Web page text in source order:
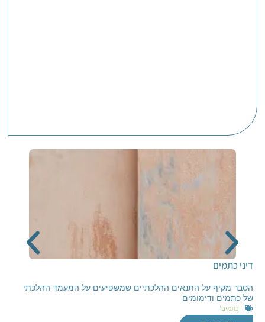
דיני כתמים
הסבר מקיף על התנאים ההלכתיים שמשפיעים על המעמד ההלכתי
של כתמים ודימומים
"כתמים"